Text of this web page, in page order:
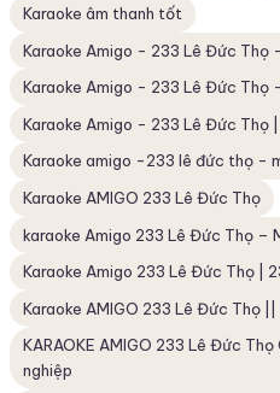
Karaoke âm thanh tốt
Karaoke Amigo - 233 Lê Đức Thọ
Karaoke Amigo - 233 Lê Đức Thọ
Karaoke Amigo - 233 Lê Đức Thọ |
Karaoke amigo -233 lê đức thọ -
Karaoke AMIGO 233 Lê Đức Thọ
karaoke Amigo 233 Lê Đức Thọ –
Karaoke Amigo 233 Lê Đức Thọ |
Karaoke AMIGO 233 Lê Đức Thọ
KARAOKE AMIGO 233 Lê Đức
nghiệp